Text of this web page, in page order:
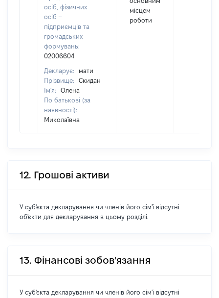
осіб, фізичних
осіб –
підприємців та
громадських
формувань:
02006604
Декларує:
мати
Прізвище:
Скидан
Ім'я:
Олена
По батькові (за
наявності):
Миколаївна
місцем
роботи
12. Грошові активи
У суб'єкта декларування чи членів його сім'ї відсутні
об'єкти для декларування в цьому розділі.
13. Фінансові зобов'язання
У суб'єкта декларування чи членів його сім'ї відсутні